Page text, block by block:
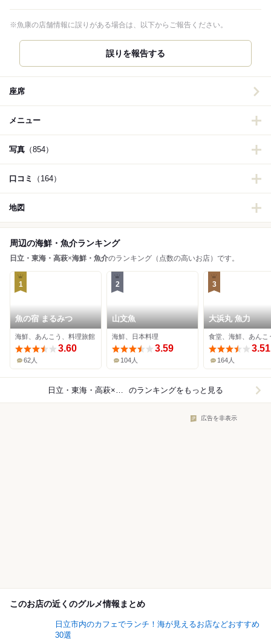
※魚康の店舗情報に誤りがある場合は、以下からご報告ください。
誤りを報告する
座席
メニュー
写真 （854）
口コミ （164）
地図
周辺の海鮮・魚介ランキング
日立・東海・高萩×海鮮・魚介のランキング（点数の高いお店）です。
1
魚の宿 まるみつ
海鮮、あんこう、料理旅館
3.60
62人
2
山文魚
海鮮、日本料理
3.59
104人
3
大浜丸 魚力
食堂、海鮮、あんこ
3.51
164人
日立・東海・高萩×海鮮・魚介 のランキングをもっと見る
広告を非表示
このお店の近くのグルメ情報まとめ
日立市内のカフェでランチ！海が見えるお店などおすすめ
30選